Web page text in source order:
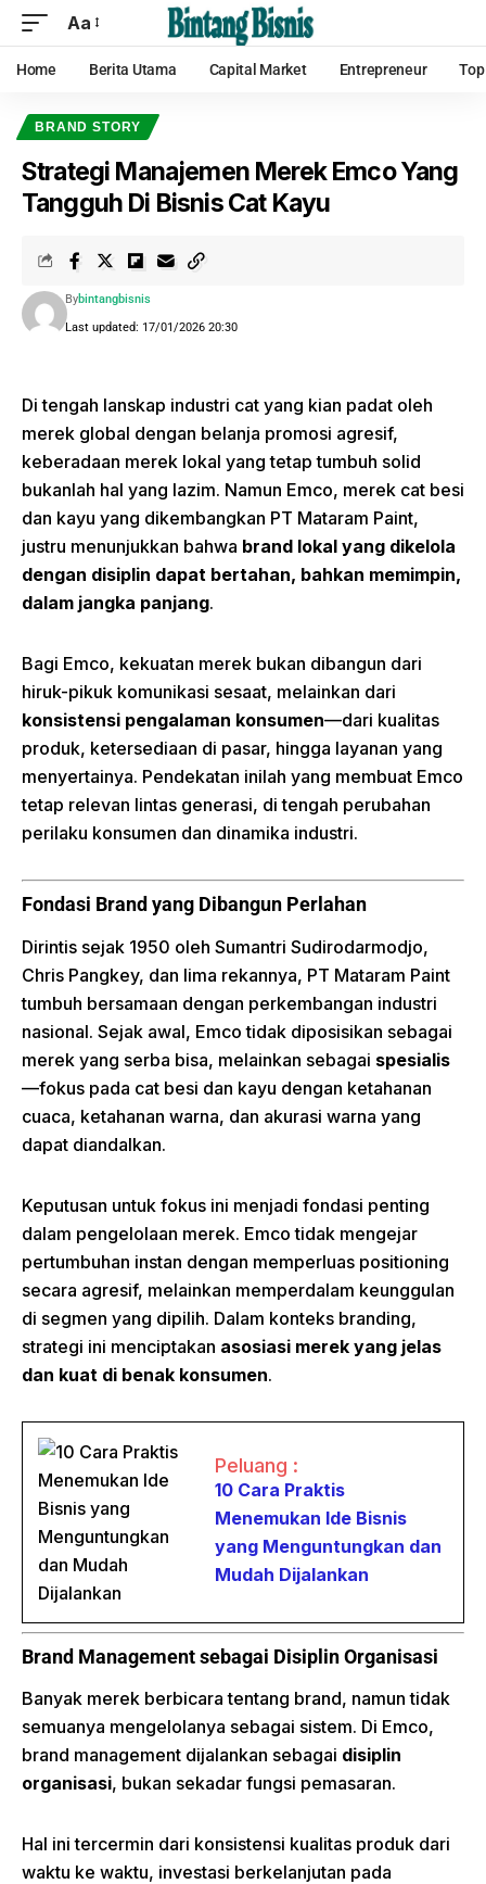
Aa
Home Berita Utama Capital Market Entrepreneur
BRAND STORY
Strategi Manajemen Merek Emco Yang
Tangguh Di Bisnis Cat Kayu
Last updated: 17/01/2026 20:30
Bybintangbisnis
Di tengah lanskap industri cat yang kian padat oleh
merek global dengan belanja promosi agresif,
keberadaan merek lokal yang tetap tumbuh solid
bukanlah hal yang lazim. Namun Emco, merek cat besi
dan kayu yang dikembangkan PT Mataram Paint,
justru menunjukkan bahwa brand lokal yang dikelola
dengan disiplin dapat bertahan, bahkan memimpin,
dalam jangka panjang.
Bagi Emco, kekuatan merek bukan dibangun dari
hiruk-pikuk komunikasi sesaat, melainkan dari
konsistensi pengalaman konsumen—dari kualitas
produk, ketersediaan di pasar, hingga layanan yang
menyertainya. Pendekatan inilah yang membuat Emco
tetap relevan lintas generasi, di tengah perubahan
perilaku konsumen dan dinamika industri.
Fondasi Brand yang Dibangun Perlahan
Dirintis sejak 1950 oleh Sumantri Sudirodarmodjo,
Chris Pangkey, dan lima rekannya, PT Mataram Paint
tumbuh bersamaan dengan perkembangan industri
nasional. Sejak awal, Emco tidak diposisikan sebagai
merek yang serba bisa, melainkan sebagai spesialis
—fokus pada cat besi dan kayu dengan ketahanan
cuaca, ketahanan warna, dan akurasi warna yang
dapat diandalkan.
Keputusan untuk fokus ini menjadi fondasi penting
dalam pengelolaan merek. Emco tidak mengejar
pertumbuhan instan dengan memperluas positioning
secara agresif, melainkan memperdalam keunggulan
di segmen yang dipilih. Dalam konteks branding,
strategi ini menciptakan asosiasi merek yang jelas
dan kuat di benak konsumen.
Peluang :
10 Cara Praktis
Menemukan Ide Bisnis
yang Menguntungkan dan
Mudah Dijalankan
Brand Management sebagai Disiplin Organisasi
Banyak merek berbicara tentang brand, namun tidak
semuanya mengelolanya sebagai sistem. Di Emco,
brand management dijalankan sebagai disiplin
organisasi, bukan sekadar fungsi pemasaran.
Hal ini tercermin dari konsistensi kualitas produk dari
waktu ke waktu, investasi berkelanjutan pada